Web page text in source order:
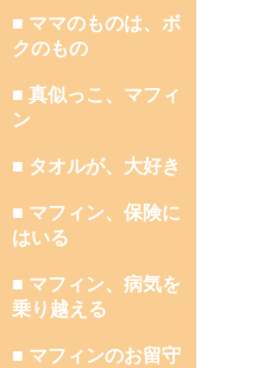
■ ママのものは、ボ
クのもの
■ 真似っこ、マフィ
ン
■ タオルが、大好き
■ マフィン、保険に
はいる
■ マフィン、病気を
乗り越える
■ マフィンのお留守